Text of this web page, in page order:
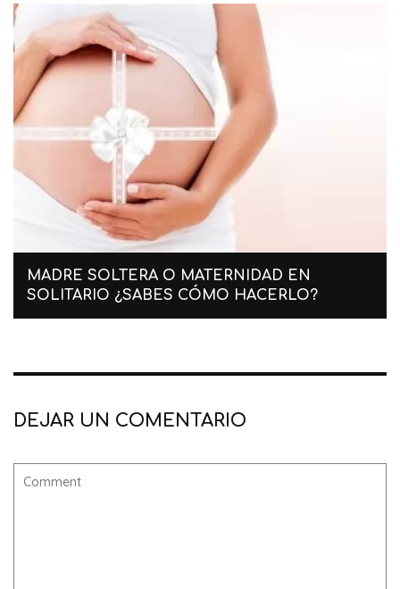
MADRE SOLTERA O MATERNIDAD EN
SOLITARIO ¿SABES CÓMO HACERLO?
DEJAR UN COMENTARIO